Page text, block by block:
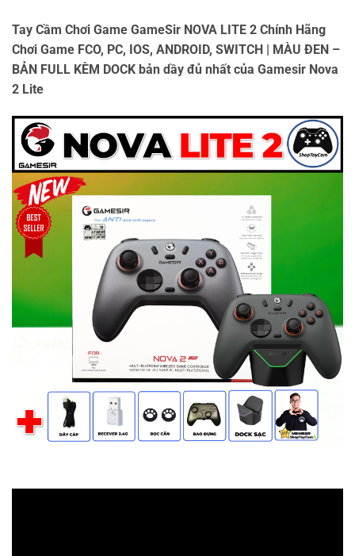
Tay Cầm Chơi Game GameSir NOVA LITE 2 Chính Hãng
Chơi Game FCO, PC, IOS, ANDROID, SWITCH | MÀU ĐEN –
BẢN FULL KÈM DOCK bản dầy đủ nhất của Gamesir Nova
2 Lite